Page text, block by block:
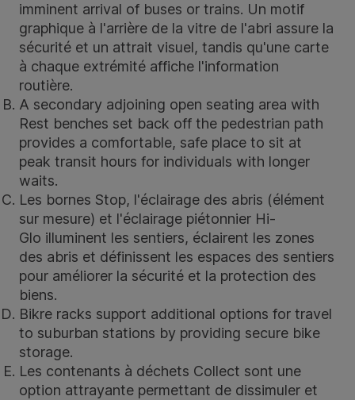
imminent arrival of buses or trains. Un motif
graphique à l'arrière de la vitre de l'abri assure la
sécurité et un attrait visuel, tandis qu'une carte
à chaque extrémité affiche l'information
routière.
A secondary adjoining open seating area with
Rest benches set back off the pedestrian path
provides a comfortable, safe place to sit at
peak transit hours for individuals with longer
waits.
Les bornes Stop, l'éclairage des abris (élément
sur mesure) et l'éclairage piétonnier Hi-
Glo illuminent les sentiers, éclairent les zones
des abris et définissent les espaces des sentiers
pour améliorer la sécurité et la protection des
biens.
Bikre racks support additional options for travel
to suburban stations by providing secure bike
storage.
Les contenants à déchets Collect sont une
option attrayante permettant de dissimuler et